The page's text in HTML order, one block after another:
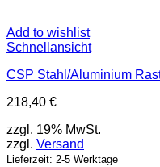
Add to wishlist
Schnellansicht
CSP Stahl/Aluminium
218,40 €
zzgl. 19% MwSt.
zzgl. Versand
Lieferzeit: 2-5 Werktage